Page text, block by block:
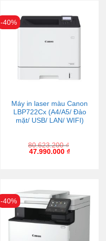
-40%
Máy in laser màu Canon
LBP722Cx (A4/A5/ Đảo
mặt/ USB/ LAN/ WIFI)
80.623.200₫
47.990.000 ₫
-40%